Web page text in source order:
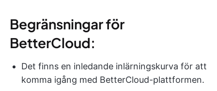
Begränsningar för
BetterCloud:
Det finns en inledande inlärningskurva för att
komma igång med BetterCloud-plattformen.